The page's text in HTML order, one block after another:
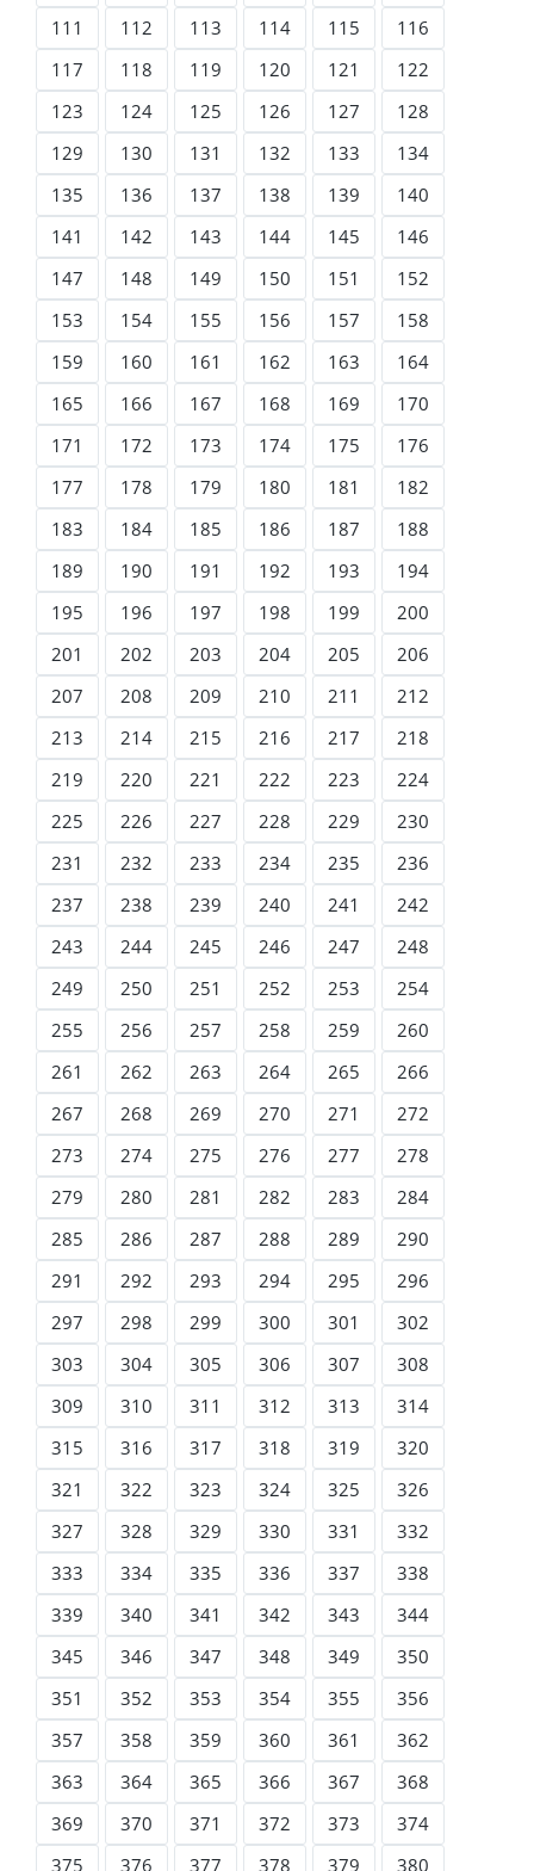
111
112 113 114 115
116
117
118 119 120 121
122
123
124 125 126 127
128
129
130 131 132 133
134
135
136 137 138 139
140
141
142 143 144 145
146
147
148 149 150 151
152
153
154 155 156 157
158
159
160 161 162 163
164
165
166 167 168 169
170
171
172 173 174 175
176
177
178 179 180 181
182
183
184 185 186 187
188
189
190 191 192 193
194
195
196 197 198 199
200
201
202 203 204 205
206
207
208 209 210 211
212
213
214 215 216 217
218
219
220 221 222 223
224
225
226 227 228 229
230
231
232 233 234 235
236
237
238 239 240 241
242
243
244 245 246 247
248
249
250 251 252 253
254
255
256 257 258 259
260
261
262 263 264 265
266
267
268 269 270 271
272
273
274 275 276 277
278
279
280 281 282 283
284
285
286 287 288 289
290
291
292 293 294 295
296
297
298 299 300 301
302
303
304 305 306 307
308
309
310 311 312 313
314
315
316 317 318 319
320
321
322 323 324 325
326
327
328 329 330 331
332
333
334 335 336 337
338
339
340 341 342 343
344
345
346 347 348 349
350
351
352 353 354 355
356
357
358 359 360 361
362
363
364 365 366 367
368
369
370 371 372 373
374
375
376 377 378 379 380